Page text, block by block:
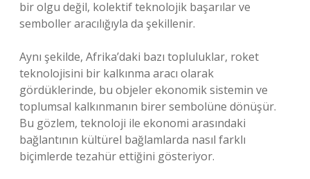
bir olgu değil, kolektif teknolojik başarılar ve
semboller aracılığıyla da şekillenir.
Aynı şekilde, Afrika’daki bazı topluluklar, roket
teknolojisini bir kalkınma aracı olarak
gördüklerinde, bu objeler ekonomik sistemin ve
toplumsal kalkınmanın birer sembolüne dönüşür.
Bu gözlem, teknoloji ile ekonomi arasındaki
bağlantının kültürel bağlamlarda nasıl farklı
biçimlerde tezahür ettiğini gösteriyor.